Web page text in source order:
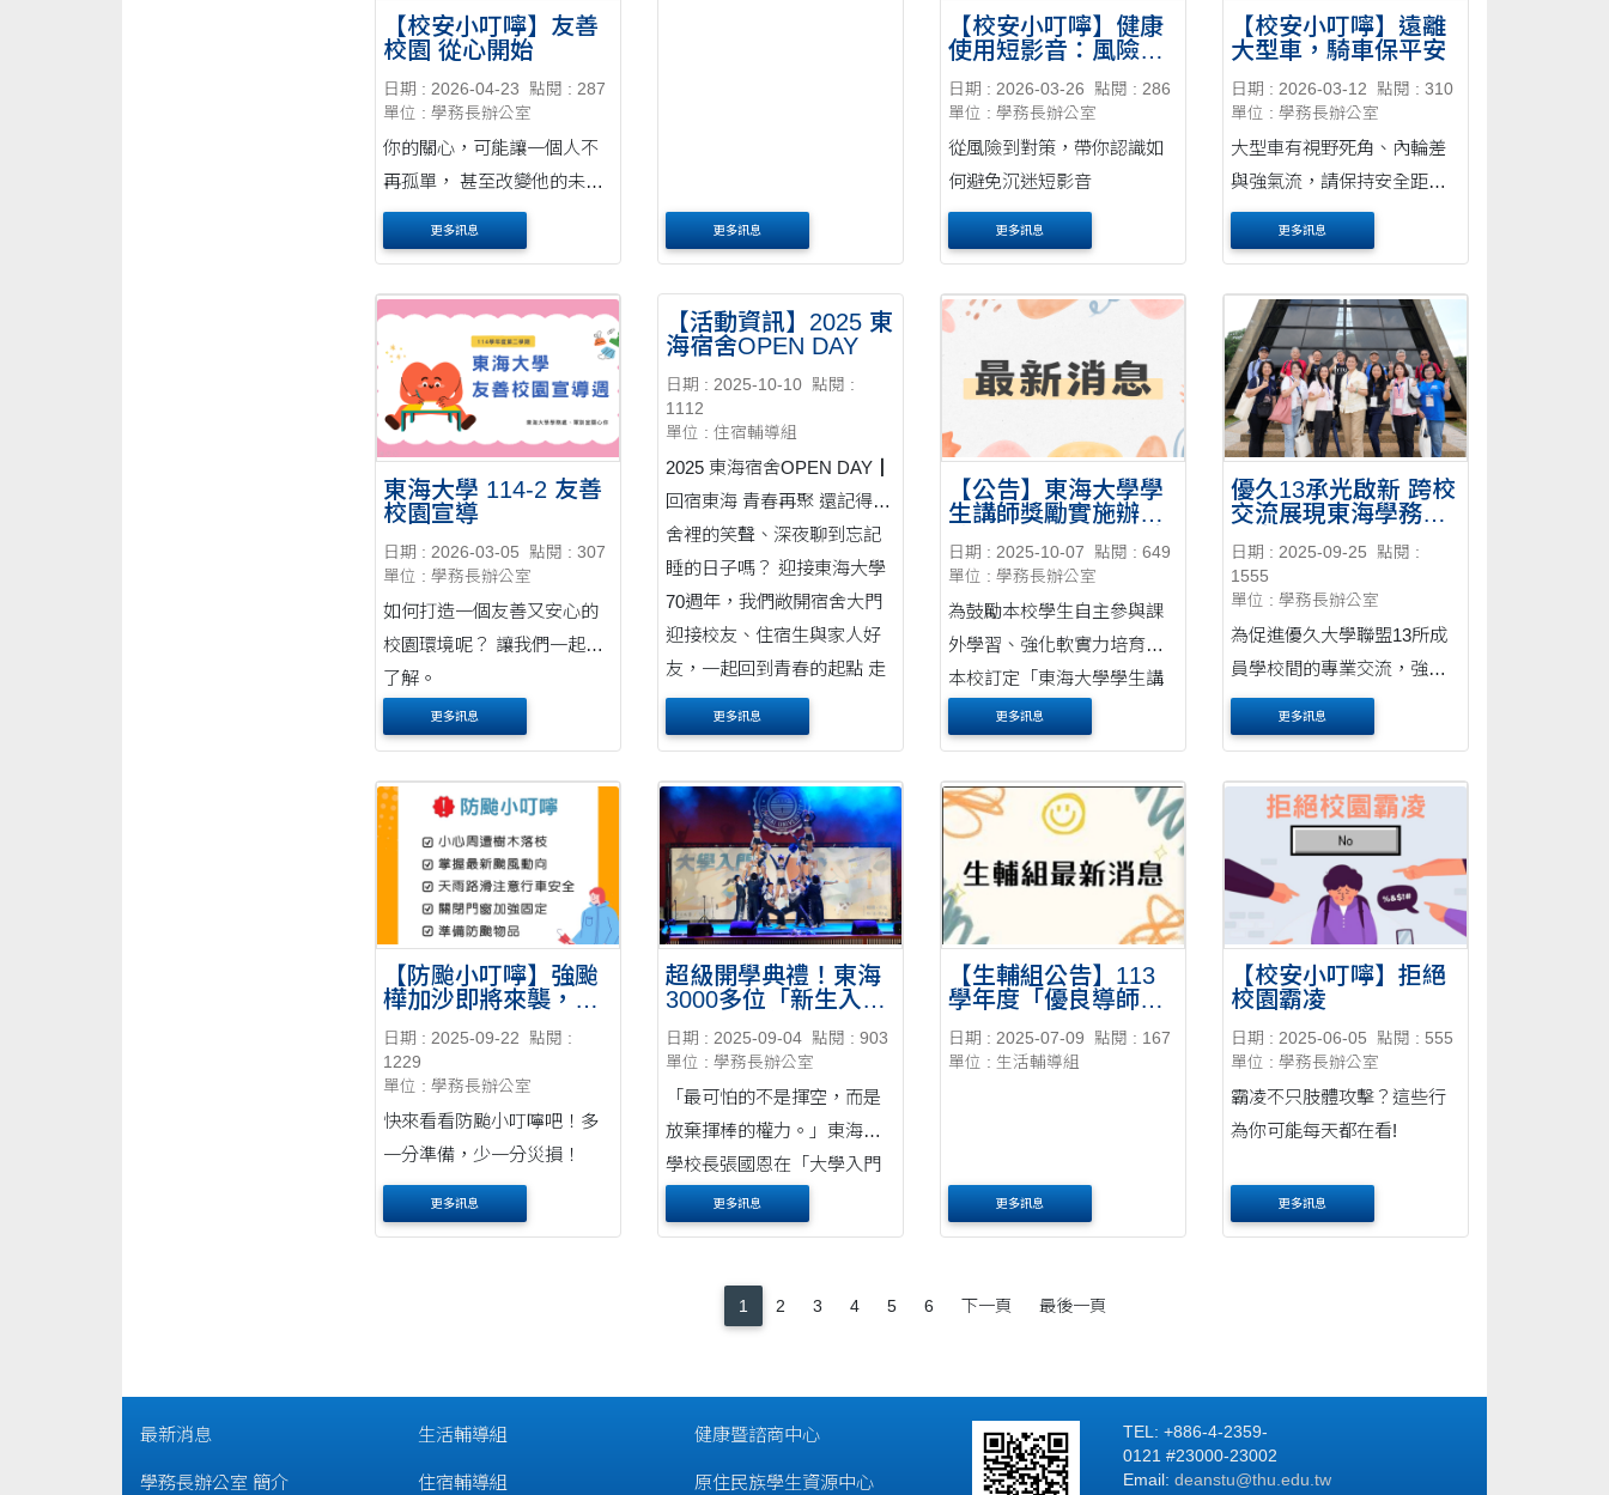
【校安小叮嚀】友善
校園 從心開始
日期 : 2026-04-23
點閱 : 287
單位 : 學務長辦公室
你的關心，可能讓一個人不
再孤單， 甚至改變他的未
來。
更多訊息 更多訊息
【校安小叮嚀】健康
使用短影音：風險與
日期 : 2026-03-26
點閱 : 286
單位 : 學務長辦公室
從風險到對策，帶你認識如
何避免沉迷短影音
更多訊息
【校安小叮嚀】遠離
大型車，騎車保平安
日期 : 2026-03-12
點閱 : 310
單位 : 學務長辦公室
大型車有視野死角、內輪差
與強氣流，請保持安全距
離！
更多訊息
東海大學 114-2 友善
校園宣導
日期 : 2026-03-05
點閱 : 307
單位 : 學務長辦公室
如何打造一個友善又安心的
校園環境呢？ 讓我們一起來
了解。
更多訊息
【活動資訊】2025 東
海宿舍OPEN DAY
日期 : 2025-10-10 點閱 :
1112
單位 : 住宿輔導組
2025 東海宿舍OPEN DAY┃
回宿東海 青春再聚 還記得宿
舍裡的笑聲、深夜聊到忘記
睡的日子嗎？ 迎接東海大學
70週年，我們敞開宿舍大門
迎接校友、住宿生與家人好
友，一起回到青春的起點 走
走一趟宿舍，重溫故事、....
更多訊息
【公告】東海大學學
生講師獎勵實施辦
會議通過實施
日期 : 2025-10-07
點閱 : 649
單位 : 學務長辦公室
為鼓勵本校學生自主參與課
外學習、強化軟實力培育，
本校訂定「東海大學學生講
師獎勵實施辦法」，經行政
會議通過後正式公布實施。
更多訊息
優久13承光啟新 跨校
交流展現東海學務領
日期 : 2025-09-25
點閱 :
1555
單位 : 學務長辦公室
為促進優久大學聯盟13所成
員學校間的專業交流，強化
學生事務管理與輔導效能，
聯盟於114年8月11日下午假
事務與輔導工作經驗交流研
習活動」。
更多訊息
【防颱小叮嚀】強颱
樺加沙即將來襲，請
及早做好防颱準備！
日期 : 2025-09-22
點閱 :
1229
單位 : 學務長辦公室
快來看看防颱小叮嚀吧！多
一分準備，少一分災損！
更多訊息
超級開學典禮！東海
3000多位「新生入
門」爆棚宛如演唱會
校長張國恩鼓勵新東
海人勇敢揮棒：「AI
不是敵人，勇敢上場
才是勝利」
日期 : 2025-09-04 點閱 : 903
單位 : 學務長辦公室
「最可怕的不是揮空，而是
放棄揮棒的權力。」東海大
學校長張國恩在「大學入門
之夜」上，面對3000多名大
一新鮮人，以棒球精神結合
怕失敗。他強調，AI不是敵
人，而是最佳隊友，善用它
更多訊息
【生輔組公告】113
學年度「優良導師」
獲獎名單
日期 : 2025-07-09
點閱 : 167
單位 : 生活輔導組
更多訊息
【校安小叮嚀】拒絕
校園霸凌
日期 : 2025-06-05
點閱 : 555
單位 : 學務長辦公室
霸凌不只肢體攻擊？這些行
為你可能每天都在看!
更多訊息
1 2 3 4 5 6 下一頁 最後一頁
最新消息
學務長辦公室 簡介
生活輔導組
住宿輔導組
健康暨諮商中心
原住民族學生資源中心
TEL: +886-4-2359-
0121 #23000-23002
Email:deanstu@thu.edu.tw